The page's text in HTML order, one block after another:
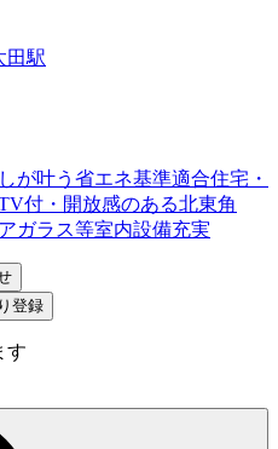
田駅
が叶う省エネ基準適合住宅・
付・開放感のある北東角
ガラス等室内設備充実
す